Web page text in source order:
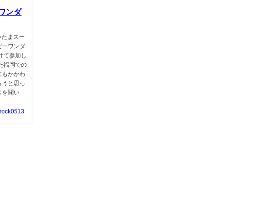
ンダ
まスー
ーワンダ
て参加し
福岡での
もかかわ
うと思っ
を聞い